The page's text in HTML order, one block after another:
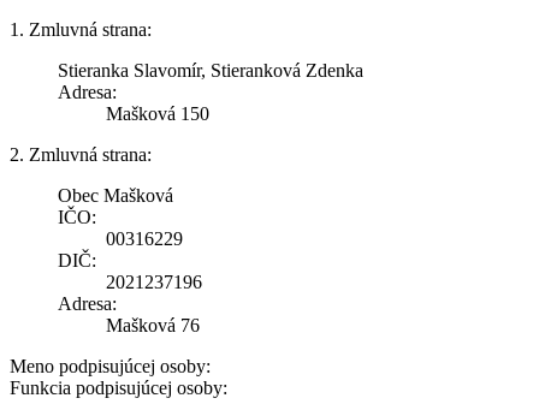
1. Zmluvná strana:
Stieranka Slavomír, Stieranková Zdenka
Adresa:
Mašková 150
2. Zmluvná strana:
Obec Mašková
IČO:
00316229
DIČ:
2021237196
Adresa:
Mašková 76
Meno podpisujúcej osoby:
Funkcia podpisujúcej osoby: